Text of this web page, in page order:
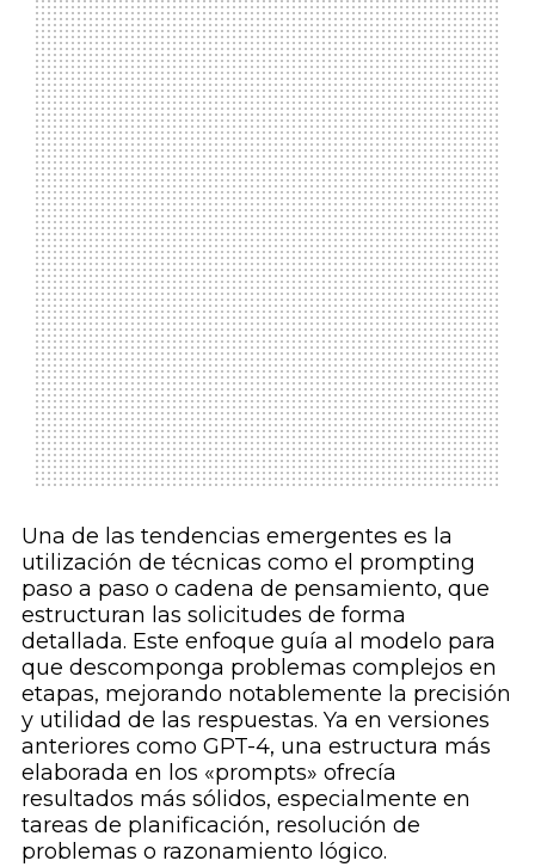
Una de las tendencias emergentes es la
utilización de técnicas como el prompting
paso a paso o cadena de pensamiento, que
estructuran las solicitudes de forma
detallada. Este enfoque guía al modelo para
que descomponga problemas complejos en
etapas, mejorando notablemente la precisión
y utilidad de las respuestas. Ya en versiones
anteriores como GPT-4, una estructura más
elaborada en los «prompts» ofrecía
resultados más sólidos, especialmente en
tareas de planificación, resolución de
problemas o razonamiento lógico.